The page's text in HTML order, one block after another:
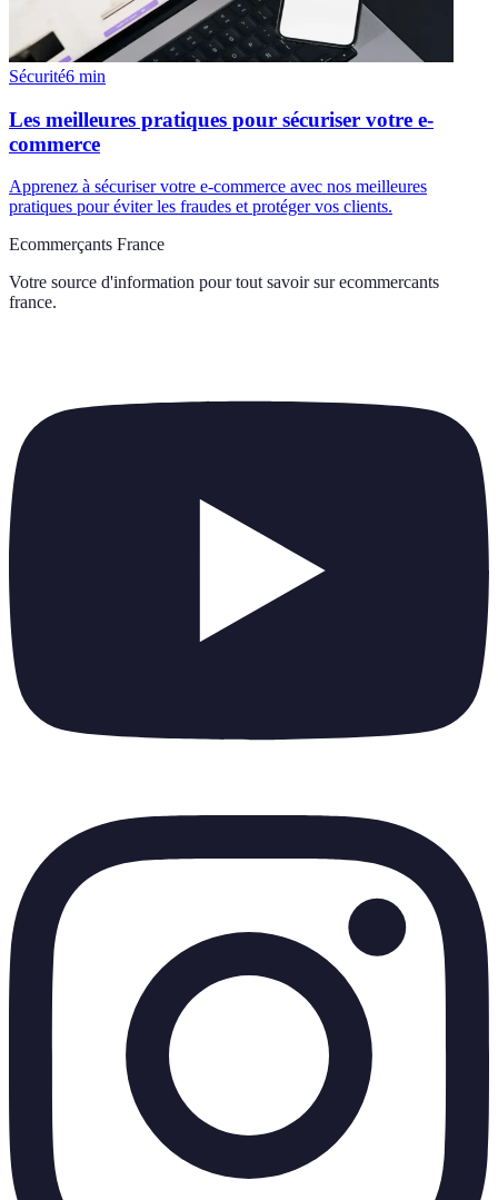
Sécurité6 min
Les meilleures pratiques pour sécuriser votre e-
commerce
Apprenez à sécuriser votre e-commerce avec nos meilleures
pratiques pour éviter les fraudes et protéger vos clients.
Ecommerçants France
Votre source d'information pour tout savoir sur ecommercants
france.